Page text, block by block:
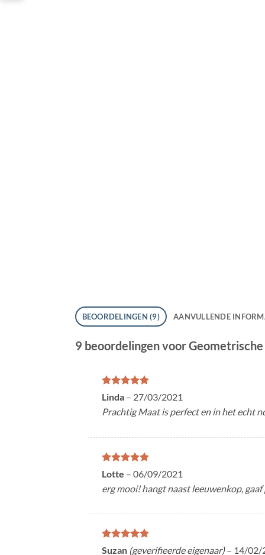
BEOORDELINGEN (9) AANVULLENDE
9 beoordelingen voor
Gewaardeerd
5uit 5
Linda – 27/03/2021
Prachtig Maat is perfect en in het echt
Gewaardeerd
5uit 5
Lotte – 06/09/2021
erg mooi! hangt naast leeuwenkop, gaaf
Gewaardeerd
Suzan (geverifieerde eigenaar) – 14/02/